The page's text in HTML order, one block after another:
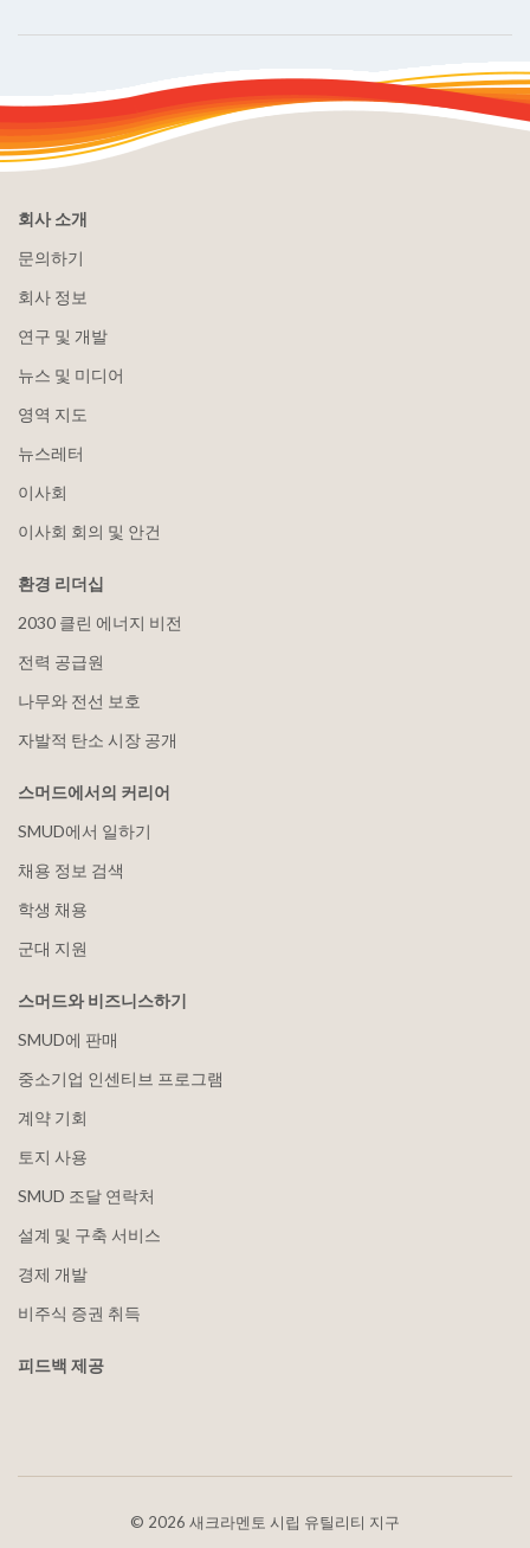
회사 소개
문의하기
회사 정보
연구 및 개발
뉴스 및 미디어
영역 지도
뉴스레터
이사회
이사회 회의 및 안건
환경 리더십
2030 클린 에너지 비전
전력 공급원
나무와 전선 보호
자발적 탄소 시장 공개
스머드에서의 커리어
SMUD에서 일하기
채용 정보 검색
학생 채용
군대 지원
스머드와 비즈니스하기
SMUD에 판매
중소기업 인센티브 프로그램
계약 기회
토지 사용
SMUD 조달 연락처
설계 및 구축 서비스
경제 개발
비주식 증권 취득
피드백 제공
© 2026 새크라멘토 시립 유틸리티 지구